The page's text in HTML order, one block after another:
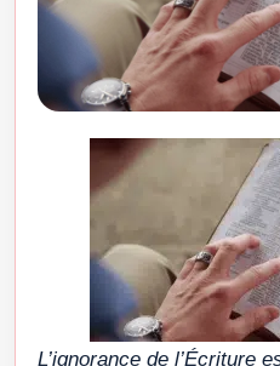
L’ignorance de l’Écriture